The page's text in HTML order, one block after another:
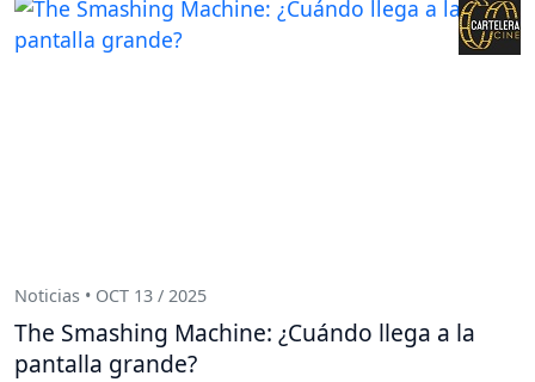
Noticias • OCT 13 / 2025
The Smashing Machine: ¿Cuándo llega a la
pantalla grande?